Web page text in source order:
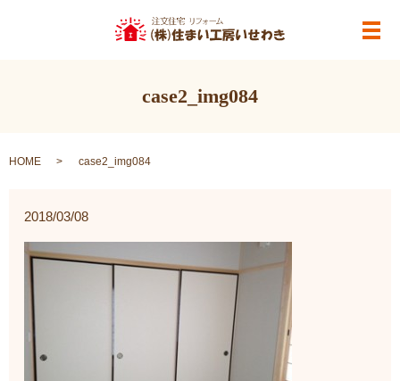
メ
case2_img084
HOME case2_img084
2018/03/08